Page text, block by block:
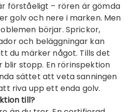
förståeligt – rören är gömda
golv och nere i marken. Men
börjar. Sprickor,
och beläggningar kan
du märker något. Tills det
stopp. En rörinspektion
sättet att veta sanningen
riva upp ett enda golv.
till?